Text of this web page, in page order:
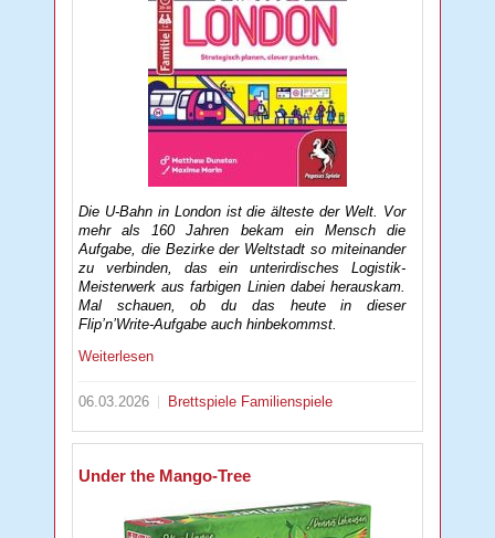
Die U-Bahn in London ist die älteste der Welt. Vor
mehr als 160 Jahren bekam ein Mensch die
Aufgabe, die Bezirke der Weltstadt so miteinander
zu verbinden, das ein unterirdisches Logistik-
Meisterwerk aus farbigen Linien dabei herauskam.
Mal schauen, ob du das heute in dieser
Flip’n’Write-Aufgabe auch hinbekommst.
Weiterlesen
06.03.2026 Brettspiele Familienspiele
Under the Mango-Tree